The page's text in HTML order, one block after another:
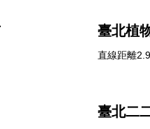
臺北植
直線距離
臺北二